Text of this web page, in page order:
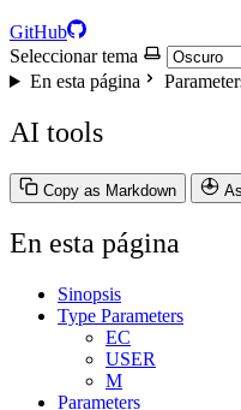
GitHub
Seleccionar tema
En esta página
AI tools
Copy as Markdown
En esta página
Sinopsis
Type Parameters
EC
USER
M
Parameters